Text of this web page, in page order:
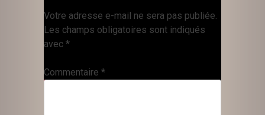
Votre adresse e-mail ne sera pas publiée.
Les champs obligatoires sont indiqués
avec *
Commentaire *